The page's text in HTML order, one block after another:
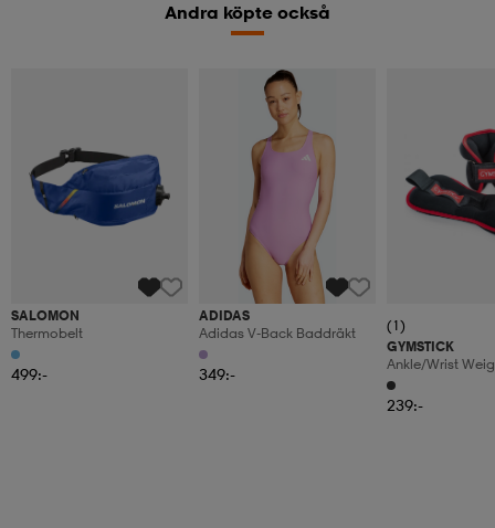
Andra köpte också
SALOMON
Thermobelt
499:-
ADIDAS
Adidas V-Back Baddräkt
349:-
(1)
GYMSTICK
Ankle/wrist
239:-